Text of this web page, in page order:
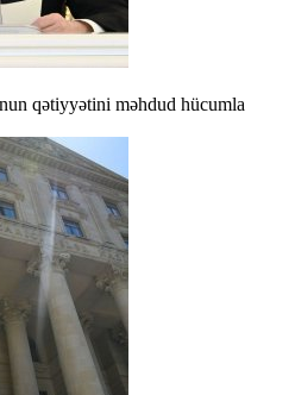
qətiyyətini məhdud hücumla